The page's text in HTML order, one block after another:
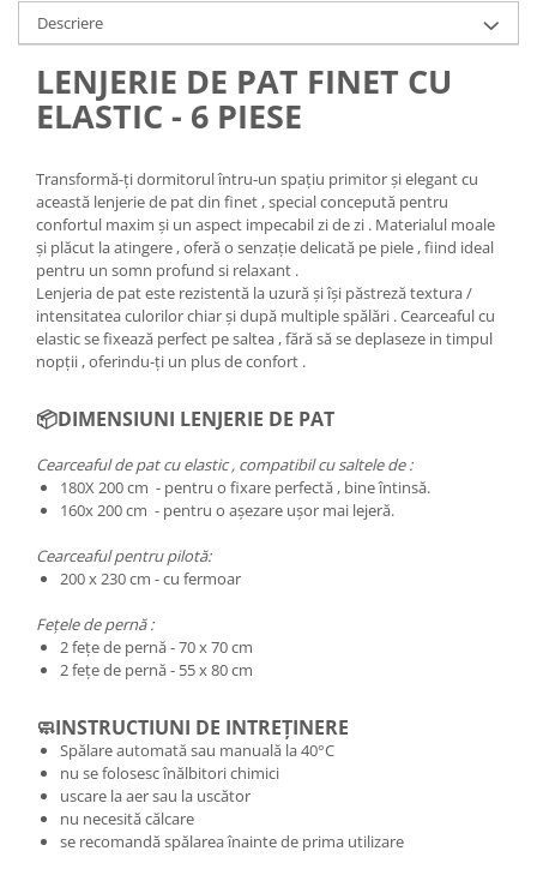
Descriere
LENJERIE DE PAT FINET CU
ELASTIC - 6 PIESE
Transformă-ți dormitorul întru-un spațiu primitor și elegant cu
această lenjerie de pat din finet , special concepută pentru
confortul maxim și un aspect impecabil zi de zi . Materialul moale
și plăcut la atingere , oferă o senzație delicată pe piele , fiind ideal
pentru un somn profund si relaxant .
Lenjeria de pat este rezistentă la uzură și își păstreză textura /
intensitatea culorilor chiar și după multiple spălări . Cearceaful cu
elastic se fixează perfect pe saltea , fără să se deplaseze in timpul
nopții , oferindu-ți un plus de confort .
📦DIMENSIUNI LENJERIE DE PAT
Cearceaful de pat cu elastic , compatibil cu saltele de :
180X 200 cm - pentru o fixare perfectă , bine întinsă.
160x 200 cm - pentru o așezare ușor mai lejeră.
Cearceaful pentru pilotă:
200 x 230 cm - cu fermoar
Fețele de pernă :
2 fețe de pernă - 70 x 70 cm
2 fețe de pernă - 55 x 80 cm
🧼INSTRUCTIUNI DE INTREȚINERE
Spălare automată sau manuală la 40°C
nu se folosesc înălbitori chimici
uscare la aer sau la uscător
nu necesită călcare
se recomandă spălarea înainte de prima utilizare